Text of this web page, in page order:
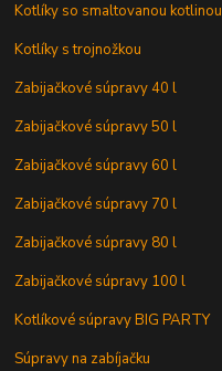
Kotlíky so smaltovanou kotlinou
Kotlíky s trojnožkou
Zabijačkové súpravy 40 l
Zabijačkové súpravy 50 l
Zabijačkové súpravy 60 l
Zabijačkové súpravy 70 l
Zabijačkové súpravy 80 l
Zabijačkové súpravy 100 l
Kotlíkové súpravy BIG PARTY
Súpravy na zabíjačku